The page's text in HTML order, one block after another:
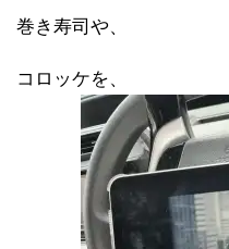
巻き寿司や、
コロッケを、